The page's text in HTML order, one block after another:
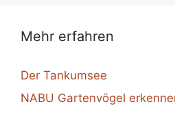
Mehr erfahren
Der Tankumsee
NABU Gartenvögel